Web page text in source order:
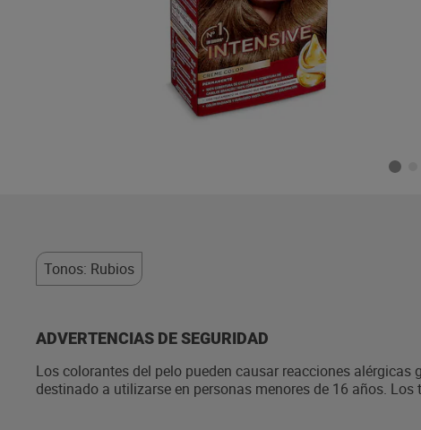
Tonos: Rubios
ADVERTENCIAS DE SEGURIDAD
Los colorantes del pelo pueden causar reacciones
destinado a utilizarse en personas menores de 16 años.
riesgo de alergia. No utilice el tinte capilar: — si tiene una